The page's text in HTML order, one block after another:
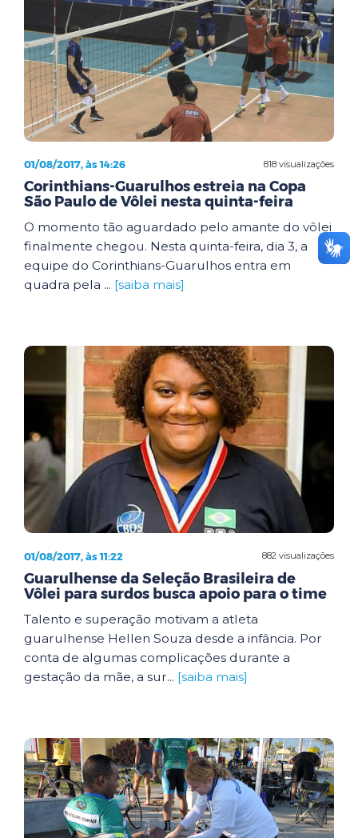
818 visualizações
01/08/2017, às 14:26
Corinthians-Guarulhos estreia na Copa
São Paulo de Vôlei nesta quinta-feira
O momento tão aguardado pelo amante do vôlei
finalmente chegou. Nesta quinta-feira, dia 3, a
equipe do Corinthians-Guarulhos entra em
quadra pela ... [saiba mais]
882 visualizações
01/08/2017, às 11:22
Guarulhense da Seleção Brasileira de
Vôlei para surdos busca apoio para o time
Talento e superação motivam a atleta
guarulhense Hellen Souza desde a infância. Por
conta de algumas complicações durante a
gestação da mãe, a sur... [saiba mais]